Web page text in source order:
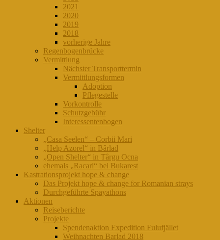
2021
2020
2019
2018
vorherige Jahre
Regenbogenbrücke
Vermittlung
Nächster Transporttermin
Vermittlungsformen
Adoption
Pflegestelle
Vorkontrolle
Schutzgebühr
Interessentenbogen
Shelter
„Casa Seelen“ – Corbii Mari
„Help Azorel“ in Bârlad
„Open Shelter“ in Târgu Ocna
ehemals „Racari“ bei Bukarest
Kastrationsprojekt hope & change
Das Projekt hope & change for Romanian strays
Durchgeführte Spayathons
Aktionen
Reiseberichte
Projekte
Spendenaktion Expedition Fulufjället
Weihnachten Barlad 2018